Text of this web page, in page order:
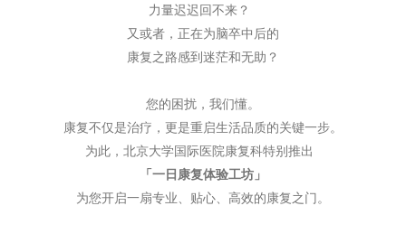
力量迟迟回不来？
又或者，正在为脑卒中后的
康复之路感到迷茫和无助？
您的困扰，我们懂。
康复不仅是治疗，更是重启生活品质的关键一步。
为此，北京大学国际医院康复科特别推出
「一日康复体验工坊」
为您开启一扇专业、贴心、高效的康复之门。